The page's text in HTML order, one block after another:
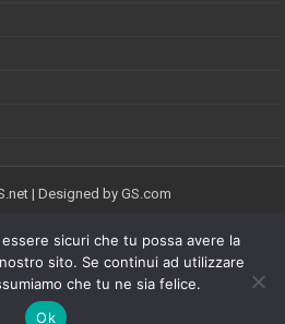
| Designed by GS.com
S.R.L.P.Iva 02008710689
reg. speciale della stampa n.08/2012
Maurizio Piccinino
al ROC n.22607
sicuri che tu possa avere la
sito. Se continui ad utilizzare
che tu ne sia felice.
Ok